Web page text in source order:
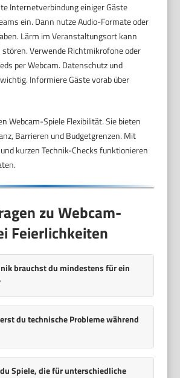
Internetverbindung einiger Gäste
ein. Dann nutze Audio-Formate oder
Lärm im Veranstaltungsort kann
stören. Verwende Richtmikrofone oder
per Webcam. Datenschutz und
Informiere Gäste vorab über
Webcam-Spiele Flexibilität. Sie bieten
Barrieren und Budgetgrenzen. Mit
kurzen Technik-Checks funktionieren
zu Webcam-
Feierlichkeiten
brauchst du mindestens für ein
du technische Probleme während
Spiele, die für unterschiedliche